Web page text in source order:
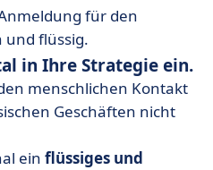
für den
und flüssig.
in Ihre Strategie ein.
menschlichen Kontakt
Geschäften nicht
ein flüssiges und